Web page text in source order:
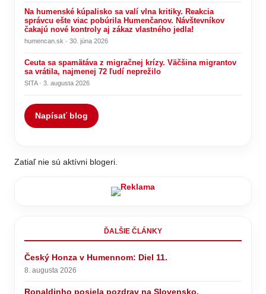
Na humenské kúpalisko sa valí vlna kritiky. Reakcia
správcu ešte viac pobúrila Humenčanov. Návštevníkov
čakajú nové kontroly aj zákaz vlastného jedla!
humencan.sk · 30. júna 2026
Ceuta sa spamätáva z migračnej krízy. Väčšina migrantov
sa vrátila, najmenej 72 ľudí neprežilo
SITA · 3. augusta 2026
Napísať blog
Zatiaľ nie sú aktívni blogeri.
ĎALŠIE ČLÁNKY
Český Honza v Humennom: Diel 11.
8. augusta 2026
Ronaldinho posiela pozdrav na Slovensko.